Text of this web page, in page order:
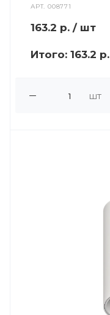
АРТ.008771
163.2 р. / шт
Итого: 163.2 р.
шт